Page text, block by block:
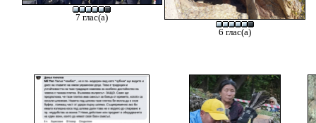
7 глас(а)
6 глас(а)